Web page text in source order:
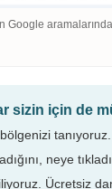
Google
sizin için de
neye
Ücretsiz